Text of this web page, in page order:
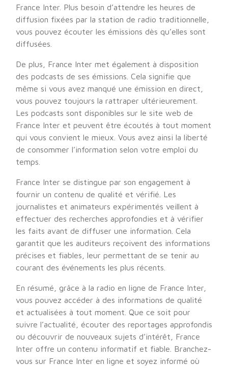
France Inter. Plus besoin d’attendre les heures de
diffusion fixées par la station de radio traditionnelle,
vous pouvez écouter les émissions dès qu’elles sont
diffusées.
De plus, France Inter met également à disposition
des podcasts de ses émissions. Cela signifie que
même si vous avez manqué une émission en direct,
vous pouvez toujours la rattraper ultérieurement.
Les podcasts sont disponibles sur le site web de
France Inter et peuvent être écoutés à tout moment
qui vous convient le mieux. Vous avez ainsi la liberté
de consommer l’information selon votre emploi du
temps.
France Inter se distingue par son engagement à
fournir un contenu de qualité et vérifié. Les
journalistes et animateurs expérimentés veillent à
effectuer des recherches approfondies et à vérifier
les faits avant de diffuser une information. Cela
garantit que les auditeurs reçoivent des informations
précises et fiables, leur permettant de se tenir au
courant des événements les plus récents.
En résumé, grâce à la radio en ligne de France Inter,
vous pouvez accéder à des informations de qualité
et actualisées à tout moment. Que ce soit pour
suivre l’actualité, écouter des reportages approfondis
ou découvrir de nouveaux sujets d’intérêt, France
Inter offre un contenu informatif et fiable. Branchez-
vous sur France Inter en ligne et soyez informé où